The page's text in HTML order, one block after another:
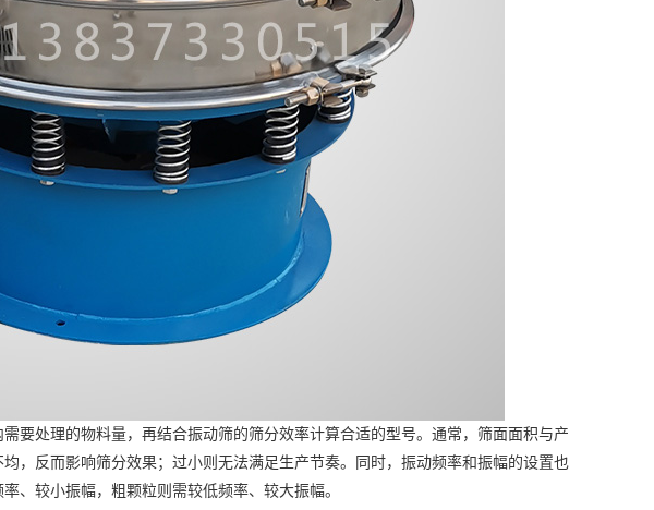
处理的物料量，再结合振动筛的筛分效率计算合适的型号。通常，筛面面积与产
，反而影响筛分效果；过小则无法满足生产节奏。同时，振动频率和振幅的设置也
、较小振幅，粗颗粒则需较低频率、较大振幅。